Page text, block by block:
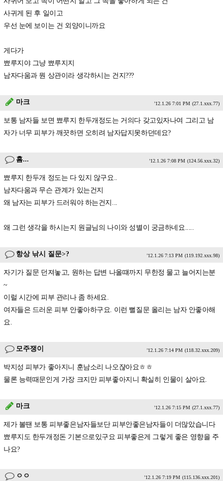
사귀게 된 후 일이고
우선 눈에 보이는 건 외양이니까요
게다가
뾰루지야 그냥 뾰루지지
남자다움과 뭔 상관이라 생각하시는 건지???
마크 '12.1.26 7:01 PM (27.1.xxx.77)
보통 남자들 보면 뾰루지 한두개정도는 거의다 갖고있자나여 그리고 남
자가 너무 피부가 깨끗하면 오히려 남자답지못하던데요?
흠... '12.1.26 7:08 PM (124.56.xxx.32)
뾰루지 한두개 정도는 다 있지 않구요..
남자다움과 무슨 관계가 있는건지
왜 남자는 피부가 드러워야 하는건지...
왜 그런 생각을 하시는지 원글님의 나이와 성별이 궁금하네요.....
항상 낚시 질문>? '12.1.26 7:13 PM (119.192.xxx.98)
자기가 질문 던져놓고, 원하는 답변 나올떄까지 무한정 물고 늘어지는분
~
이럴 시간에 피부 관리나 좀 하세요.
여자들은 드러운 피부 안좋아하구요. 이런 뻘질문 올리는 남자 안좋아해
요.
모주쟁이 '12.1.26 7:14 PM (118.32.xxx.209)
박지성 피부가 좋아지니 훈남소리 나오쟎아요ㅎㅎ
물론 능력때문인게 가장 크지만 피부좋아지니 확실히 인물이 살아요.
마크 '12.1.26 7:15 PM (27.1.xxx.77)
제가 볼땐 보통 피부좋은남자들보단 피부안좋은남자들이 더많았습니다
뾰루지도 한두개정돈 기본으로있구요 피부좋은게 그렇게 좋은 영향을 주
나요?
ㅇㅇ '12.1.26 7:19 PM (115.136.xxx.201)